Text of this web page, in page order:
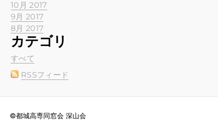
10月 2017
9月 2017
8月 2017
カテゴリ
すべて
RSSフィード
©都城高専同窓会 深山会